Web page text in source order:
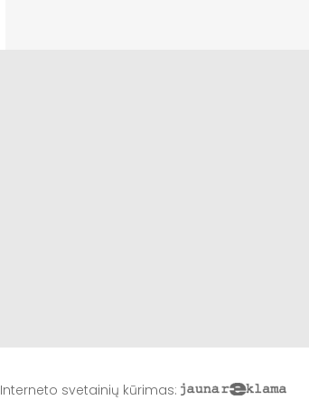
Interneto svetainių kūrimas: